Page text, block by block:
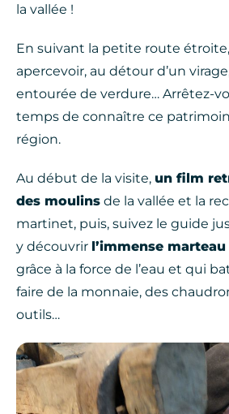
la vallée !
En suivant la petite route
apercevoir, au détour d’un
entourée de verdure… Arrêtez-
temps de connaître ce
région.
Au début de la visite, un film
des moulins de la vallée et la
martinet, puis, suivez le guide
y découvrir l’immense marteau
grâce à la force de l’eau et qui
faire de la monnaie, des
outils…